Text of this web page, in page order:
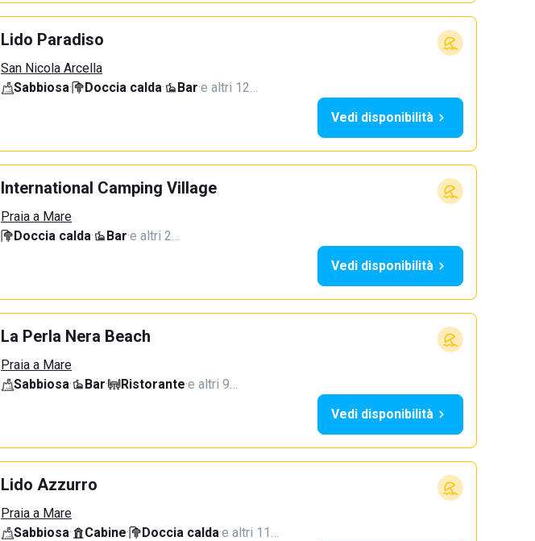
Lido Paradiso
San Nicola Arcella
Sabbiosa· Doccia calda· Bar·e altri 12…
Vedi disponibilità
International Camping Village
Praia a Mare
Doccia calda· Bar·e altri 2…
Vedi disponibilità
La Perla Nera Beach
Praia a Mare
Sabbiosa· Bar· Ristorante·e altri 9…
Vedi disponibilità
Lido Azzurro
Praia a Mare
Sabbiosa· Cabine· Doccia calda·e altri 11…